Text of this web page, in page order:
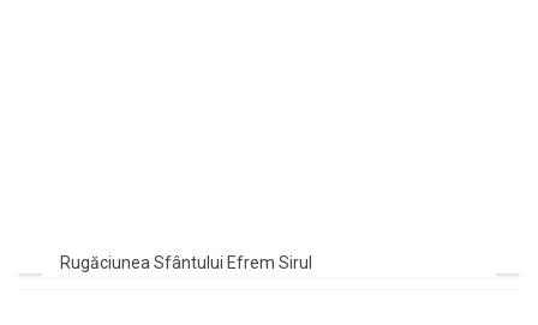
Rugăciunea Sfântului Efrem Sirul